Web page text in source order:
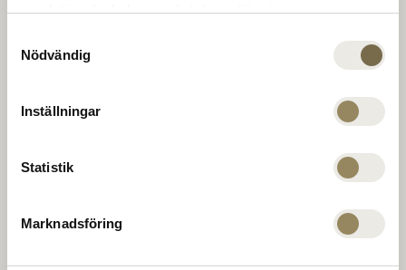
samlat in när du har använt deras tjänster.
Nödvändig
Inställningar
Statistik
Marknadsföring
Företag
PGA Sweden National på Leadingcourses.com
233 61 BARA, Sweden
040 635 51 00